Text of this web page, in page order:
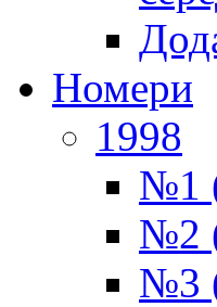
Номери
1998
№1
№2
№3